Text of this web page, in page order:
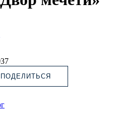
ПОДЕЛИТЬСЯ